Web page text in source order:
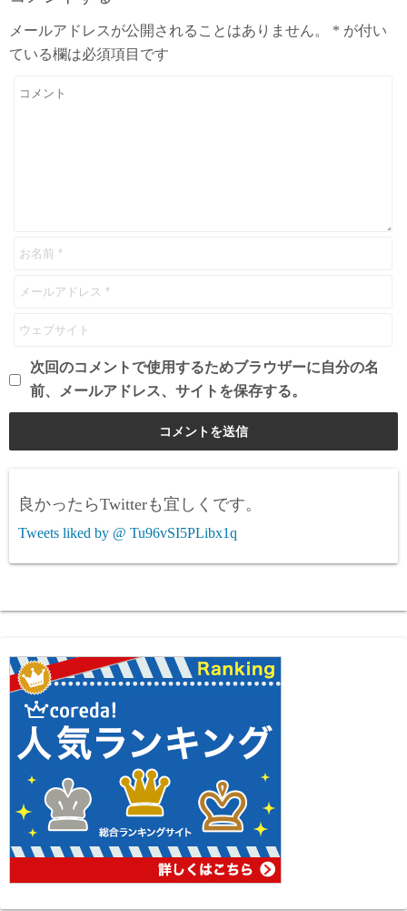
メールアドレスが公開されることはありません。 * が付い
ている欄は必須項目です
次回のコメントで使用するためブラウザーに自分の名
前、メールアドレス、サイトを保存する。
良かったらTwitterも宜しくです。
Tweets liked by @ Tu96vSI5PLibx1q